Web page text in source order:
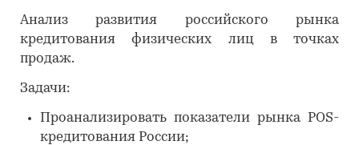
Анализ развития российского рынка
кредитования физических лиц в точках
продаж.
Задачи:
Проанализировать показатели рынка POS-
кредитования России;